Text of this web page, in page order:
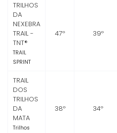
TRILHOS
DA
NEXEBRA
TRAIL -
TNT®
TRAIL
SPRINT
47º 39º
TRAIL
DOS
TRILHOS
DA
MATA
Trilhos
38º 34º